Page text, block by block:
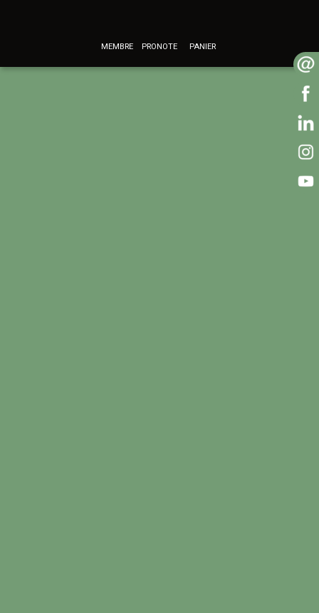
MEMBRE PRONOTE PANIER